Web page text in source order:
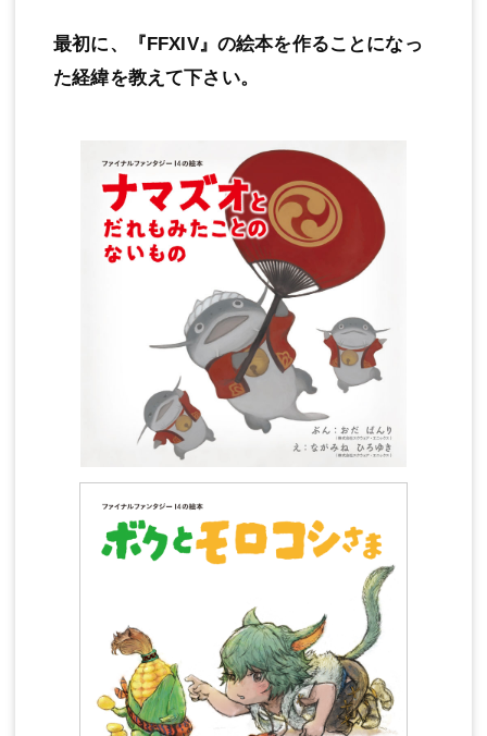
最初に、『FFXIV』の絵本を作ることになっ
た経緯を教えて下さい。